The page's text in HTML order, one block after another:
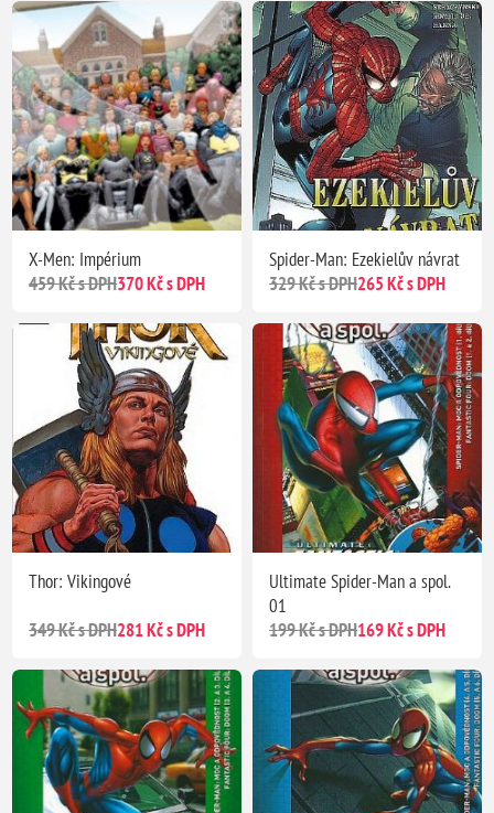
X-Men: Impérium
459 Kč s DPH370 Kč s DPH
Spider-Man: Ezekielův návrat
329 Kč s DPH265 Kč s DPH
Thor: Vikingové
349 Kč s DPH281 Kč s DPH
Ultimate Spider-Man a spol.
01
199 Kč s DPH169 Kč s DPH